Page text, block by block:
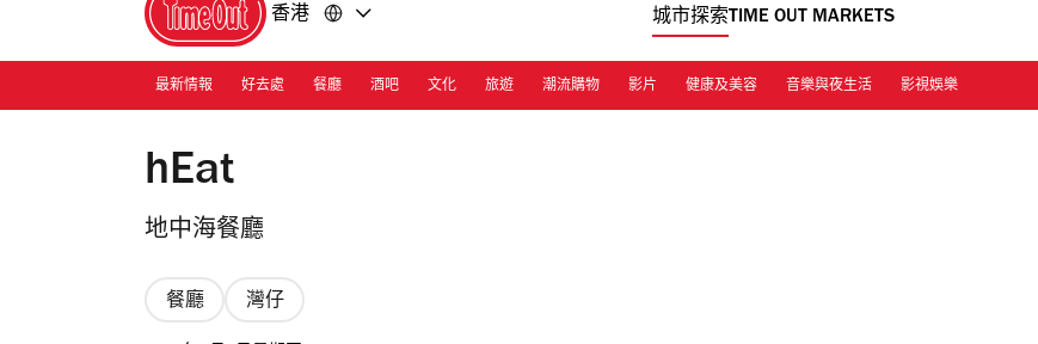
香港 城市探索TIME OUT MARKETS
最新情報 好去處 餐廳 酒吧 文化 旅遊 潮流購物 影片 健康及美容 音樂與夜生活 影視娛樂
hEat
地中海餐廳
餐廳 灣仔